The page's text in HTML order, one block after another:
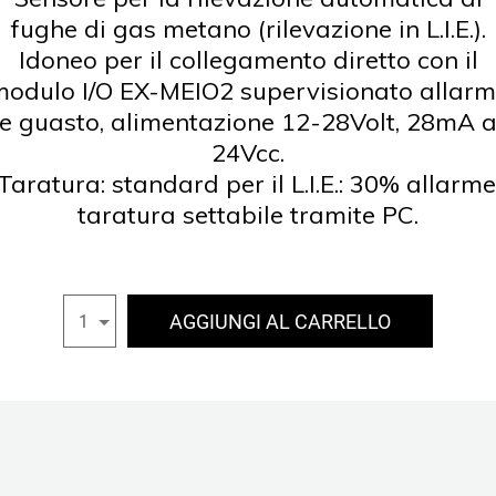
fughe di gas metano (rilevazione in L.I.E.).
Idoneo per il collegamento diretto con il
I/O EX-MEIO2 supervisionato
e guasto, alimentazione 12-28Volt, 28mA a
24Vcc.
standard per il L.I.E.: 30%
taratura settabile tramite PC.
1 AGGIUNGI AL CARRELLO